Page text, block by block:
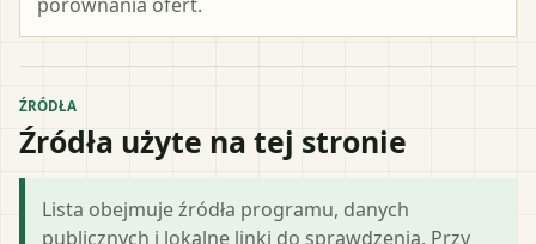
ŹRÓDŁA
Źródła użyte na tej stronie
Lista obejmuje źródła programu, danych
publicznych i lokalne linki do sprawdzenia. Przy